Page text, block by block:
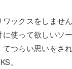
ックスをしません
使って欲しいソー
つらい思いをされ
。